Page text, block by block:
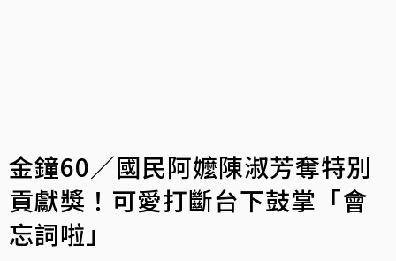
金鐘60／國民阿嬤陳淑芳奪特別
貢獻獎！可愛打斷台下鼓掌「會
忘詞啦」